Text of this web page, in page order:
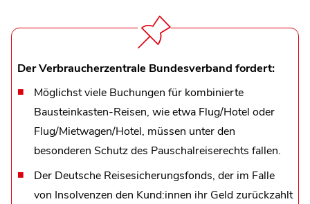
Der Verbraucherzentrale Bundesverband fordert:
Möglichst viele Buchungen für kombinierte
Bausteinkasten-Reisen, wie etwa Flug/Hotel oder
Flug/Mietwagen/Hotel, müssen unter den
besonderen Schutz des Pauschalreiserechts fallen.
Der Deutsche Reisesicherungsfonds, der im Falle
von Insolvenzen den Kund:innen ihr Geld zurückzahlt